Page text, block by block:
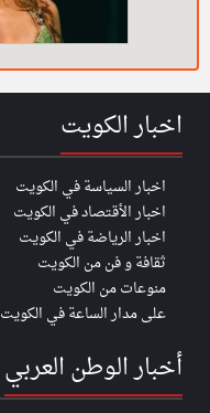
اخبار الكويت
اخبار السياسة في الكويت
اخبار الأقتصاد في الكويت
اخبار الرياضة في الكويت
ثقافة و فن من الكويت
منوعات من الكويت
على مدار الساعة في الكويت
أخبار الوطن العربي